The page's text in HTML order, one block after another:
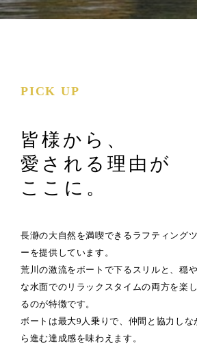
PICK UP
皆様から、
愛される理由が
ここに。
長瀞の大自然を満喫できるラフティング
ーを提供しています。
荒川の激流をボートで下るスリルと、穏
な水面でのリラックスタイムの両方を楽
るのが特徴です。
ボートは最大9人乗りで、仲間と協力しな
ら進む達成感を味わえます。